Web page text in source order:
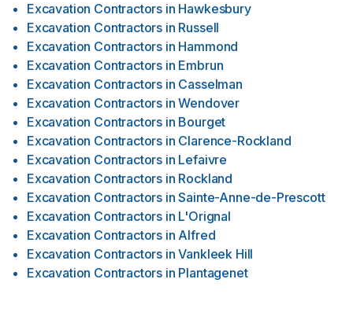
Excavation Contractors in Hawkesbury
Excavation Contractors in Russell
Excavation Contractors in Hammond
Excavation Contractors in Embrun
Excavation Contractors in Casselman
Excavation Contractors in Wendover
Excavation Contractors in Bourget
Excavation Contractors in Clarence-Rockland
Excavation Contractors in Lefaivre
Excavation Contractors in Rockland
Excavation Contractors in Sainte-Anne-de-Prescott
Excavation Contractors in L'Orignal
Excavation Contractors in Alfred
Excavation Contractors in Vankleek Hill
Excavation Contractors in Plantagenet